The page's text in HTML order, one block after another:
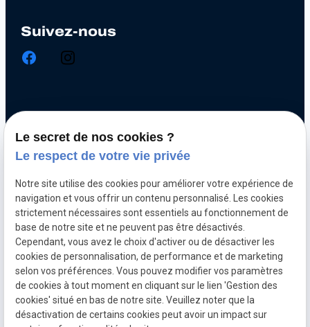
Suivez-nous
Optimisation automobile
Diagnostic électronique
Echappement inox et titane
Décalaminage hydrogène
Clonage de calculateur moteur
Mentions
légales
Politique de
confidentialité
Gestion
des
cookies
Plan du
site
Le secret de nos cookies ?
Le respect de votre vie privée
Notre site utilise des cookies pour améliorer votre expérience de
navigation et vous offrir un contenu personnalisé. Les cookies
strictement nécessaires sont essentiels au fonctionnement de
base de notre site et ne peuvent pas être désactivés.
Cependant, vous avez le choix d'activer ou de désactiver les
cookies de personnalisation, de performance et de marketing
selon vos préférences. Vous pouvez modifier vos paramètres
de cookies à tout moment en cliquant sur le lien 'Gestion des
cookies' situé en bas de notre site. Veuillez noter que la
désactivation de certains cookies peut avoir un impact sur